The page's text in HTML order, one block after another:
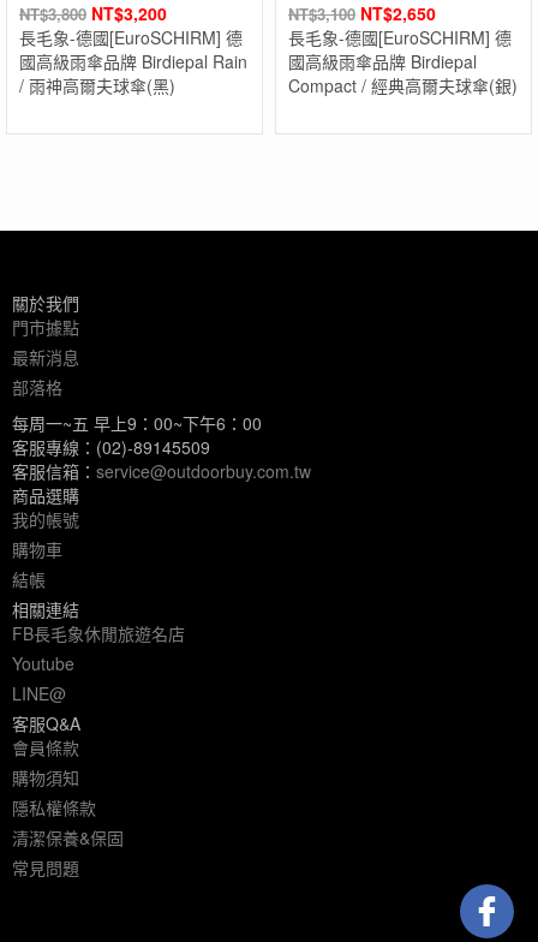
NT$3,800 NT$3,200
長毛象-德國[EuroSCHIRM] 德
國高級雨傘品牌 Birdiepal Rain
/ 雨神高爾夫球傘(黑)
NT$3,100 NT$2,650
長毛象-德國[EuroSCHIRM] 德
國高級雨傘品牌 Birdiepal
Compact / 經典高爾夫球傘(銀)
關於我們
門市據點
最新消息
部落格
每周一~五 早上9：00~下午6：00
客服專線：(02)-89145509
客服信箱： service@outdoorbuy.com.tw
商品選購
我的帳號
購物車
結帳
相關連結
FB長毛象休閒旅遊名店
Youtube
LINE@
客服Q&A
會員條款
購物須知
隱私權條款
清潔保養&保固
常見問題